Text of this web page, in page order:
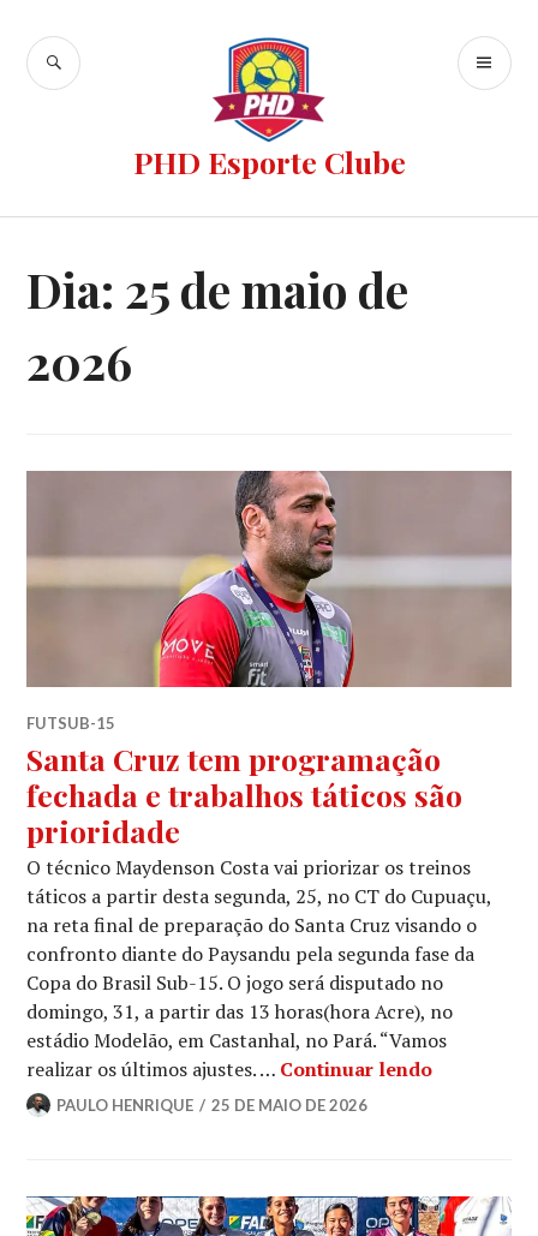
PHD Esporte Clube
Dia: 25 de maio de
2026
FUTSUB-15
Santa Cruz tem programação
fechada e trabalhos táticos são
prioridade
O técnico Maydenson Costa vai priorizar os treinos
táticos a partir desta segunda, 25, no CT do Cupuaçu,
na reta final de preparação do Santa Cruz visando o
confronto diante do Paysandu pela segunda fase da
Copa do Brasil Sub-15. O jogo será disputado no
domingo, 31, a partir das 13 horas(hora Acre), no
estádio Modelão, em Castanhal, no Pará. “Vamos
realizar os últimos ajustes. … Continuar lendo
PAULO HENRIQUE 25 DE MAIO DE 2026